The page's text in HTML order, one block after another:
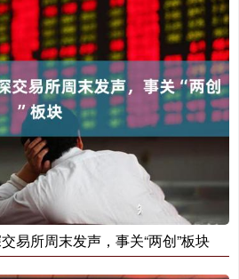
易所周末发声，事关“两创”板块